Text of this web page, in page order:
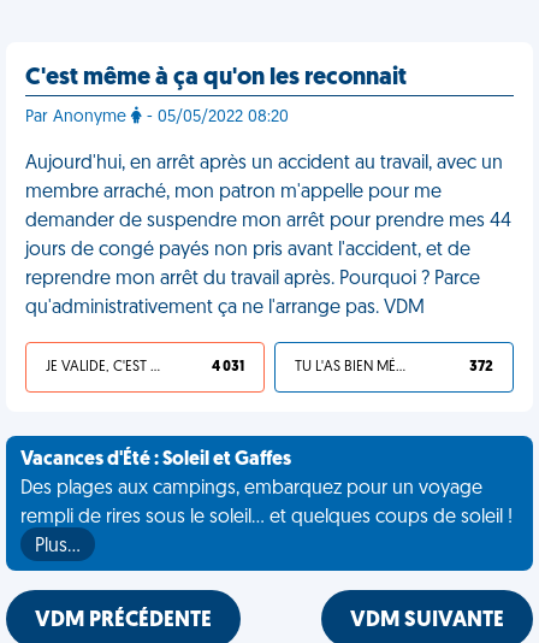
C'est même à ça qu'on les reconnait
Par Anonyme - 05/05/2022 08:20
Aujourd'hui, en arrêt après un accident au travail, avec un
membre arraché, mon patron m'appelle pour me
demander de suspendre mon arrêt pour prendre mes 44
jours de congé payés non pris avant l'accident, et de
reprendre mon arrêt du travail après. Pourquoi ? Parce
qu'administrativement ça ne l'arrange pas. VDM
JE VALIDE, C'EST UNE VDM 4 031 TU L'AS BIEN MÉRITÉ 372
Vacances d'Été : Soleil et Gaffes
Des plages aux campings, embarquez pour un voyage
rempli de rires sous le soleil... et quelques coups de soleil !
Plus…
VDM PRÉCÉDENTE VDM SUIVANTE